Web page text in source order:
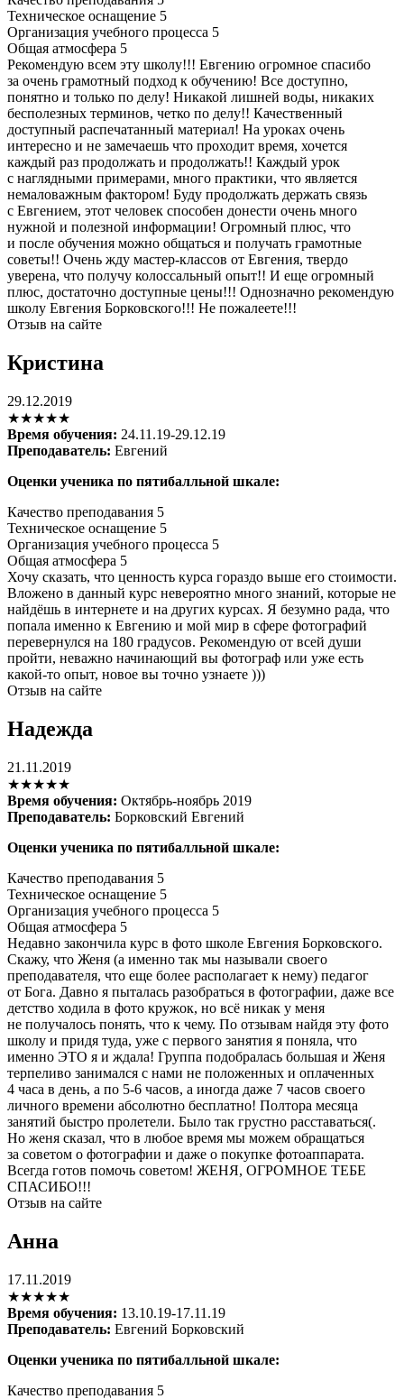
Техническое оснащение 5
Организация учебного процесса 5
Общая атмосфера 5
Рекомендую всем эту школу!!! Евгению огромное спасибо
за очень грамотный подход к обучению! Все доступно,
понятно и только по делу! Никакой лишней воды, никаких
бесполезных терминов, четко по делу!! Качественный
доступный распечатанный материал! На уроках очень
интересно и не замечаешь что проходит время, хочется
каждый раз продолжать и продолжать!! Каждый урок
с наглядными примерами, много практики, что является
немаловажным фактором! Буду продолжать держать связь
с Евгением, этот человек способен донести очень много
нужной и полезной информации! Огромный плюс, что
и после обучения можно общаться и получать грамотные
советы!! Очень жду мастер-классов от Евгения, твердо
уверена, что получу колоссальный опыт!! И еще огромный
плюс, достаточно доступные цены!!! Однозначно рекомендую
школу Евгения Борковского!!! Не пожалеете!!!
Отзыв на сайте
Кристина
29.12.2019
★★★★★
Время обучения: 24.11.19-29.12.19
Преподаватель: Евгений
Оценки ученика по пятибалльной шкале:
Качество преподавания 5
Техническое оснащение 5
Организация учебного процесса 5
Общая атмосфера 5
Хочу сказать, что ценность курса гораздо выше его стоимости.
Вложено в данный курс невероятно много знаний, которые не
найдёшь в интернете и на других курсах. Я безумно рада, что
попала именно к Евгению и мой мир в сфере фотографий
перевернулся на 180 градусов. Рекомендую от всей души
пройти, неважно начинающий вы фотограф или уже есть
какой-то опыт, новое вы точно узнаете )))
Отзыв на сайте
Надежда
21.11.2019
★★★★★
Время обучения: Октябрь-ноябрь 2019
Преподаватель: Борковский Евгений
Оценки ученика по пятибалльной шкале:
Качество преподавания 5
Техническое оснащение 5
Организация учебного процесса 5
Общая атмосфера 5
Недавно закончила курс в фото школе Евгения Борковского.
Скажу, что Женя (а именно так мы называли своего
преподавателя, что еще более располагает к нему) педагог
от Бога. Давно я пыталась разобраться в фотографии, даже все
детство ходила в фото кружок, но всё никак у меня
не получалось понять, что к чему. По отзывам найдя эту фото
школу и придя туда, уже с первого занятия я поняла, что
именно ЭТО я и ждала! Группа подобралась большая и Женя
терпеливо занимался с нами не положенных и оплаченных
4 часа в день, а по 5-6 часов, а иногда даже 7 часов своего
личного времени абсолютно бесплатно! Полтора месяца
занятий быстро пролетели. Было так грустно расставаться(.
Но женя сказал, что в любое время мы можем обращаться
за советом о фотографии и даже о покупке фотоаппарата.
Всегда готов помочь советом! ЖЕНЯ, ОГРОМНОЕ ТЕБЕ
СПАСИБО!!!
Отзыв на сайте
Анна
17.11.2019
★★★★★
Время обучения: 13.10.19-17.11.19
Преподаватель: Евгений Борковский
Оценки ученика по пятибалльной шкале:
Качество преподавания 5